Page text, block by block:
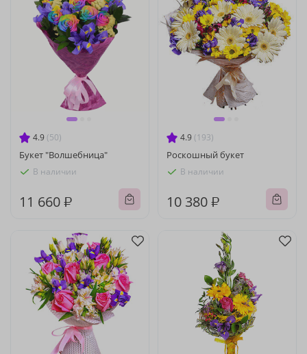
4.9 (50)
Букет "Волшебница"
В наличии
11 660 ₽
4.9 (193)
Роскошный букет
В наличии
10 380 ₽